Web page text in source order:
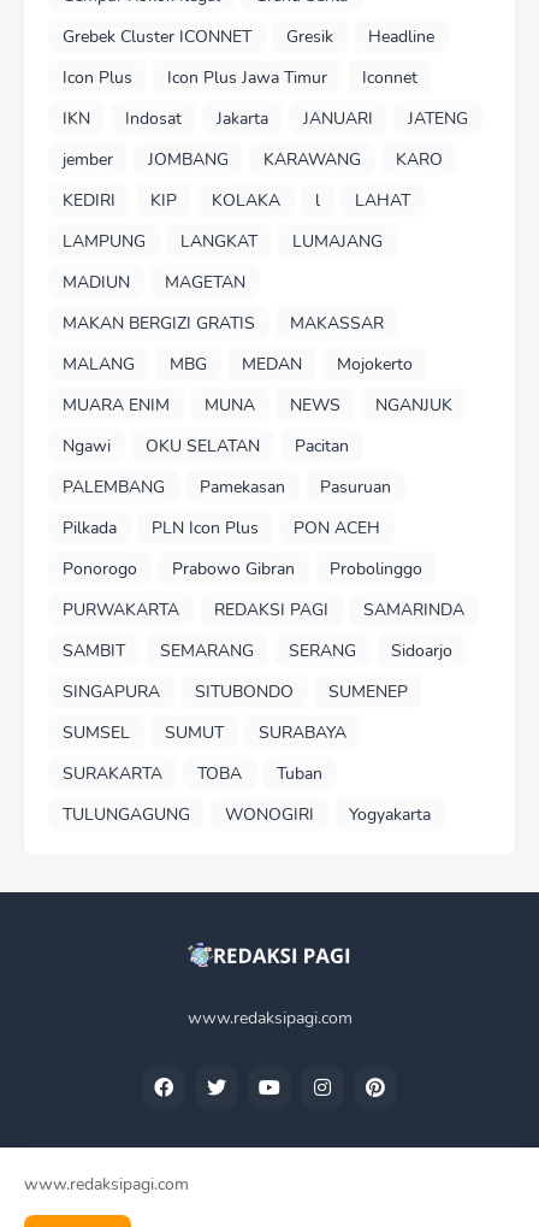
Grebek Cluster ICONNET
Gresik
Headline
Icon Plus
Icon Plus Jawa Timur
Iconnet
IKN
Indosat Jakarta JANUARI
JATENG
jember
JOMBANG KARAWANG
KARO
KEDIRI
KIP KOLAKA l
LAHAT
LAMPUNG
LANGKAT
LUMAJANG
MADIUN
MAGETAN
MAKAN BERGIZI GRATIS
MAKASSAR
MALANG
MBG MEDAN
Mojokerto
MUARA ENIM
MUNA NEWS
NGANJUK
Ngawi
OKU SELATAN
Pacitan
PALEMBANG
Pamekasan
Pasuruan
Pilkada
PLN Icon Plus
PON ACEH
Ponorogo
Prabowo Gibran
Probolinggo
PURWAKARTA
REDAKSI PAGI
SAMARINDA
SAMBIT
SEMARANG SERANG
Sidoarjo
SINGAPURA
SITUBONDO
SUMENEP
SUMSEL
SUMUT
SURABAYA
SURAKARTA
TOBA
Tuban
TULUNGAGUNG
WONOGIRI Yogyakarta
www.redaksipagi.com
Tentang Kami
www.redaksipagi.com